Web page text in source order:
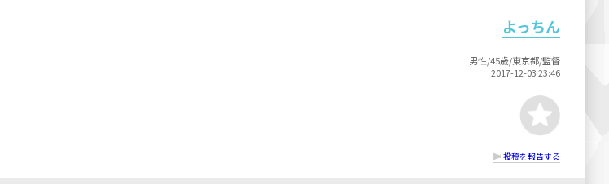
よっちん
男性/45歳/東京都/監督
2017-12-03 23:46
投稿を報告する